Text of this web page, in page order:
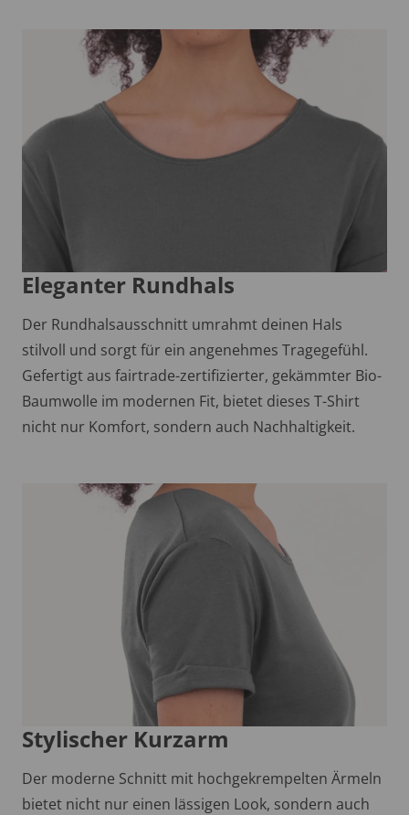
Eleganter Rundhals
Der Rundhalsausschnitt umrahmt deinen Hals
stilvoll und sorgt für ein angenehmes Tragegefühl.
Gefertigt aus fairtrade-zertifizierter, gekämmter Bio-
Baumwolle im modernen Fit, bietet dieses T-Shirt
nicht nur Komfort, sondern auch Nachhaltigkeit.
Stylischer Kurzarm
Der moderne Schnitt mit hochgekrempelten Ärmeln
bietet nicht nur einen lässigen Look, sondern auch